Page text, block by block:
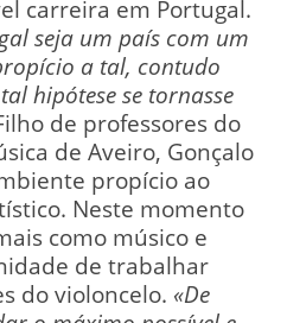
carreira em Portugal.
seja um país com um
a tal, contudo
hipótese se tornasse
de professores do
de Aveiro, Gonçalo
propício ao
Neste momento
como músico e
de trabalhar
do violoncelo. «De